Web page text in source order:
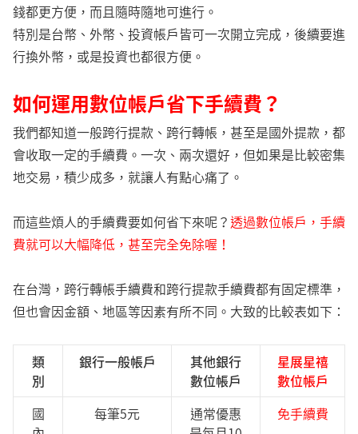
錢都更方便，而且隨時隨地可進行。
特別是台幣、外幣、投資帳戶皆可一次開立完成，後續要進
行換外幣，或是投資也都很方便。
如何運用數位帳戶省下手續費？
我們都知道一般跨行提款、跨行轉帳，甚至是國外提款，都
會收取一定的手續費。一次、兩次還好，但如果是比較密集
地交易，積少成多，就讓人有點心痛了。
而這些煩人的手續費要如何省下來呢？透過數位帳戶，手續
費就可以大幅降低，甚至完全免除喔！
在台灣，跨行轉帳手續費和跨行提款手續費都有固定標準，
但也會因金額、地區等因素有所不同。大致的比較表如下：
類
別
銀行一般帳戶
其他銀行
數位帳戶
星展星禧
數位帳戶
國
每筆5元
通常優惠
免手續費